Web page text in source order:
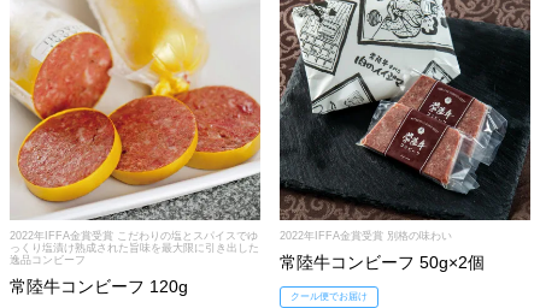
2022年IFFA金賞受賞 こだわりの塩とスパイスでゆ
っくり塩漬け熟成された旨味を最大限に引き出した
逸品コンビーフ
常陸牛コンビーフ 120g
2022年IFFA金賞受賞 別格の味わい
常陸牛コンビーフ 50g×2個
クール便でお届け